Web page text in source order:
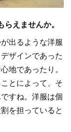
えませんか。
出るような洋服
ザインであった
地であったり。
とによって、そ
すね。洋服は個
を担っていると